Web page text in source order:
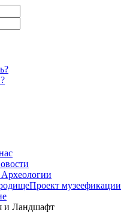
Проект музеефикации
и Ландшафт